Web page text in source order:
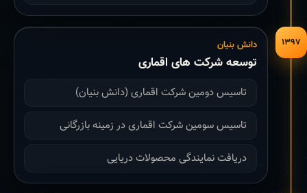
۱۳۹۷ دانش بنیان
توسعه شرکت های اقماری
تاسیس دومین شرکت اقماری (دانش بنیان)
تاسیس سومین شرکت اقماری در زمینه بازرگانی
دریافت نمایندگی محصولات دریایی